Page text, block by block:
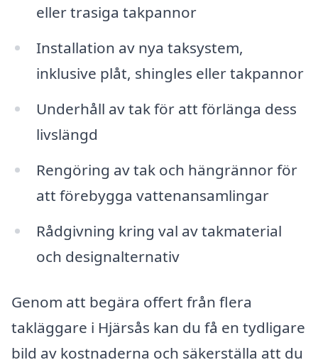
eller trasiga takpannor
Installation av nya taksystem,
inklusive plåt, shingles eller takpannor
Underhåll av tak för att förlänga dess
livslängd
Rengöring av tak och hängrännor för
att förebygga vattenansamlingar
Rådgivning kring val av takmaterial
och designalternativ
Genom att begära offert från flera
takläggare i Hjärsås kan du få en tydligare
bild av kostnaderna och säkerställa att du